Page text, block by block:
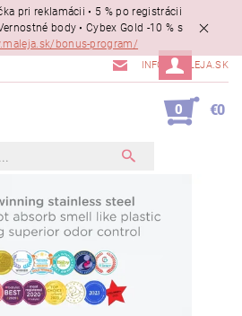
pri reklamácii • 5 % po registrácii
body • Cybex Gold -10 % s
bonus-program/
INFO@MALEJA.SK
0 €0